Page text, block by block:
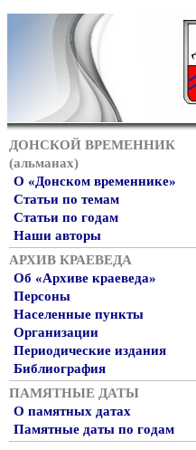
ДОНСКОЙ ВРЕМЕННИК
(альманах)
О «Донском временнике»
Статьи по темам
Статьи по годам
Наши авторы
АРХИВ КРАЕВЕДА
Об «Архиве краеведа»
Персоны
Населенные пункты
Организации
Периодические издания
Библиография
ПАМЯТНЫЕ ДАТЫ
О памятных датах
Памятные даты по годам